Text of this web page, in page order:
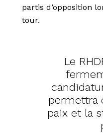
partis d’opposition
tour.
Le
permettra
paix et la